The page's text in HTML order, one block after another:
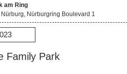
am Ring
Nürburgring Boulevard 1
Family Park